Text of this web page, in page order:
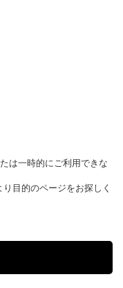
は一時的にご利用できな
目的のページをお探しく